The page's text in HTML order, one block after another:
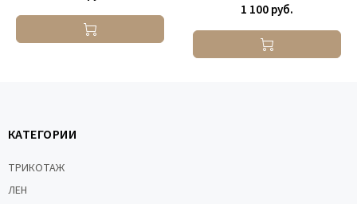
1 100 руб.
КАТЕГОРИИ
ТРИКОТАЖ
ЛЕН